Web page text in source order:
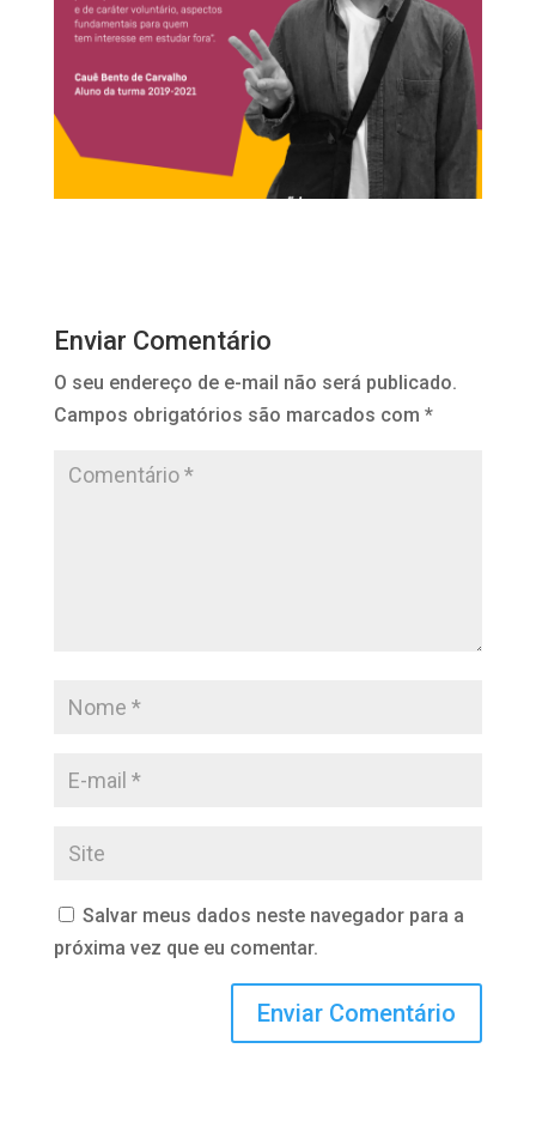
Enviar Comentário
O seu endereço de e-mail não será publicado.
Campos obrigatórios são marcados com *
Salvar meus dados neste navegador para a
próxima vez que eu comentar.